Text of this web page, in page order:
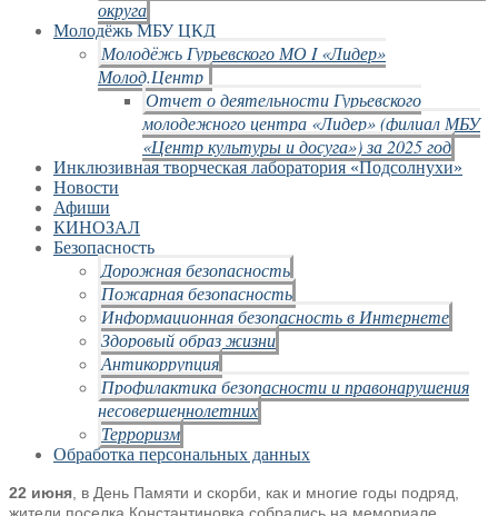
округа
Молодёжь МБУ ЦКД
Молодёжь Гурьевского МО I «Лидер»
Молод.Центр
Отчет о деятельности Гурьевского
молодежного центра «Лидер» (филиал МБУ
«Центр культуры и досуга») за 2025 год
Инклюзивная творческая лаборатория «Подсолнухи»
Новости
Афиши
КИНОЗАЛ
Безопасность
Дорожная безопасность
Пожарная безопасность
Информационная безопасность в Интернете
Здоровый образ жизни
Антикоррупция
Профилактика безопасности и правонарушения
несовершеннолетних
Терроризм
Обработка персональных данных
22 июня, в День Памяти и скорби, как и многие годы подряд,